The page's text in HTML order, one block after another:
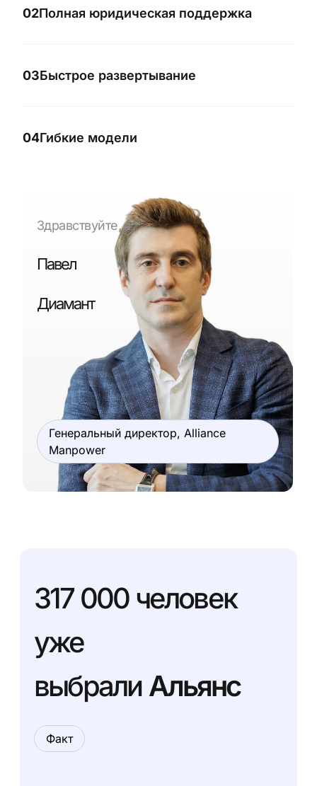
02Полная юридическая поддержка
03Быстрое развертывание
04Гибкие модели
Здравствуйте, я
Павел
Диамант
Генеральный директор, Alliance
Manpower
317 000человек
уже
выбрали Альянс
Факт